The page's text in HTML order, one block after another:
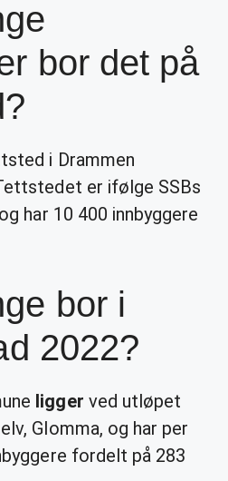
bor det på
i Drammen
er ifølge SSBs
har 10 400 innbyggere
bor i
2022?
ligger ved utløpet
Glomma, og har per
fordelt på 283